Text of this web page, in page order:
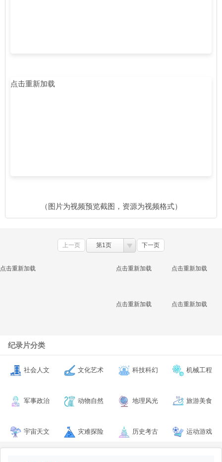
点击重新加载
（图片为视频预览截图，资源为视频格式）
上一页 第1页 下一页
点击重新加载 点击重新加载 点击重新加载
点击重新加载 点击重新加载
纪录片分类
社会人文 文化艺术 科技科幻 机械工程
军事政治 动物自然 地理风光 旅游美食
宇宙天文 灾难探险 历史考古 运动游戏